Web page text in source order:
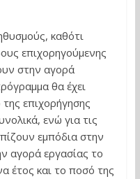
καθότι
επιχoρηγούμενης
στην αγορά
θα έχει
επιχορήγησης
ενώ για τις
εμπόδια στην
αγορά εργασίας το
έτος και το ποσό της